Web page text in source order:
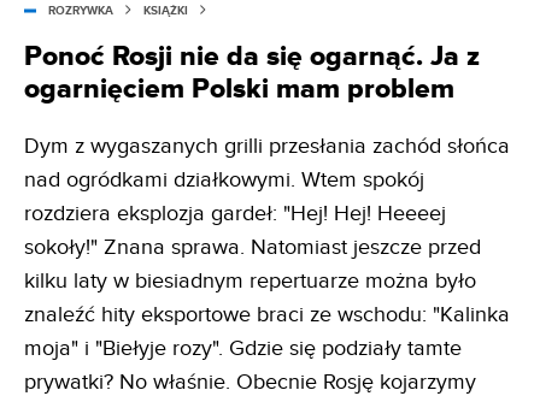
ROZRYWKA KSIĄŻKI
Ponoć Rosji nie da się ogarnąć. Ja z
ogarnięciem Polski mam problem
Dym z wygaszanych grilli przesłania zachód słońca
nad ogródkami działkowymi. Wtem spokój
rozdziera eksplozja gardeł: "Hej! Hej! Heeeej
sokoły!" Znana sprawa. Natomiast jeszcze przed
kilku laty w biesiadnym repertuarze można było
znaleźć hity eksportowe braci ze wschodu: "Kalinka
moja" i "Biełyje rozy". Gdzie się podziały tamte
prywatki? No właśnie. Obecnie Rosję kojarzymy